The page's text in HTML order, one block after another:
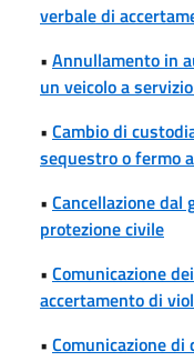
verbale di
• Annullamento in
un veicolo a
• Cambio di
sequestro o fermo
• Cancellazione dal
protezione civile
• Comunicazione
accertamento di
• Comunicazione